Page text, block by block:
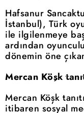
Hafsanur
İstanbul), Türk
ile ilgilenmeye
ardından
dönemin öne
Mercan Köşk
Mercan Köşk
itibaren sosyal